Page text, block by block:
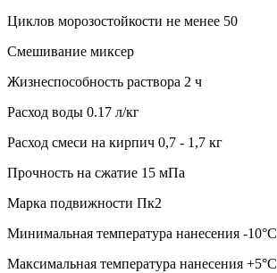
Циклов морозостойкости не менее 50
Смешивание миксер
Жизнеспособность раствора 2 ч
Расход воды 0.17 л/кг
Расход смеси на кирпич 0,7 - 1,7 кг
Прочность на сжатие 15 мПа
Марка подвижности Пк2
Минимальная температура нанесения -10°C
Максимальная температура нанесения +5°C